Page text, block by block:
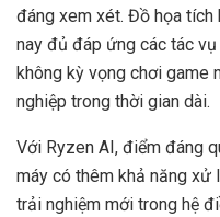
đáng xem xét. Đồ họa tích
nay đủ đáp ứng các tác
không kỳ vọng chơi game
nghiệp trong thời gian dài.
Với Ryzen AI, điểm đáng
máy có thêm khả năng
trải nghiệm mới trong hệ